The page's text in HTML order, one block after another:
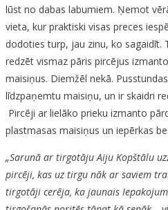
lūst no dabas labumiem. Ņemot
vieta, kur praktiski visas preces
dodoties turp, jau zinu, ko sagaidīt.
redzēt vismaz pāris pircējus
maisiņus. Diemžēl nekā.
līdzpaņemtu maisiņu, un ir skaidri
Pircēji ar lielāko prieku izmanto
plastmasas maisiņus un iepērkas
„Sarunā ar tirgotāju Aiju Kopštālu
pircēji, kas uz tirgu nāk ar saviem
tirgotāji cerēja, ka jaunais